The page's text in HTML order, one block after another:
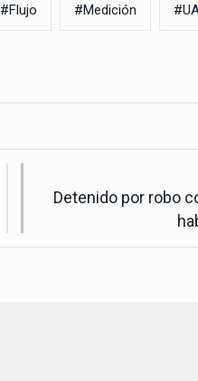
#Flujo #Medición
Detenido por robo